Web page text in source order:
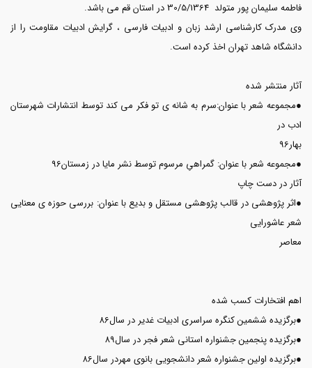
فاطمه سلیمان پور متولد 30/5/1364 در استان قم می باشد.
وی مدرک کارشناسی ارشد زبان و ادبیات فارسی ، گرایش ادبیات مقاومت را از
دانشگاه شاهد تهران اخذ کرده است.
آثار منتشر شده
●مجموعه شعر با عنوان:سرم به شانه ی تو فکر می کند توسط انتشارات شهرستان
ادب در
بهار96
●مجموعه شعر با عنوان: گمراهیِ مرسوم توسط نشر مایا در زمستان96
آثار در دست چاپ
●اثر پژوهشی در قالب پژوهشی مستقل و بدیع با عنوان: بررسی حوزه ی معنایی
شعر عاشورایی
معاصر
اهم افتخارات کسب شده
●برگزیده ششمین کنگره سراسری ادبیات غدیر در سال86
●برگزیده پنجمین جشنواره استانی شعر فجر در سال89
●برگزیده اولین جشنواره شعر دانشجویی بانوی مهردر سال86